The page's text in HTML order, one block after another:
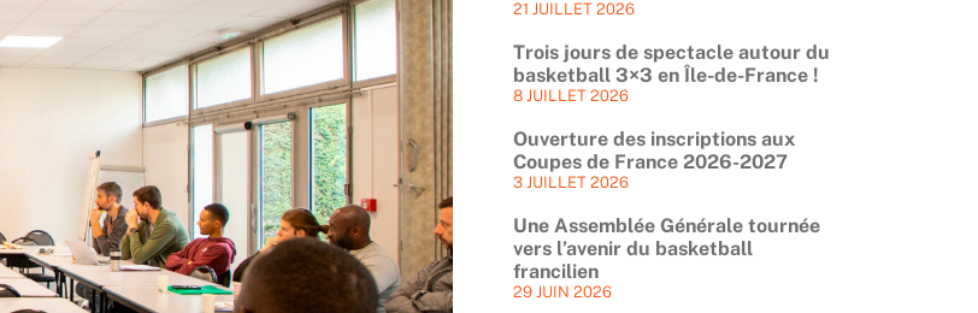
21 JUILLET 2026
Trois jours de spectacle autour du
basketball 3×3 en Île-de-France !
8 JUILLET 2026
Ouverture des inscriptions aux
Coupes de France 2026-2027
3 JUILLET 2026
Une Assemblée Générale tournée
vers l’avenir du basketball
francilien
29 JUIN 2026